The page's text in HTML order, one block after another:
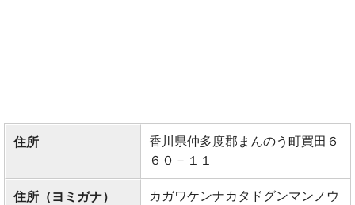
住所
香川県仲多度郡まんのう町買田６
６０－１１
住所（ヨミガナ）
カガワケンナカタドグンマンノウ